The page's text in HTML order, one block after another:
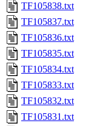
TF105838.txt
TF105837.txt
TF105836.txt
TF105835.txt
TF105834.txt
TF105833.txt
TF105832.txt
TF105831.txt